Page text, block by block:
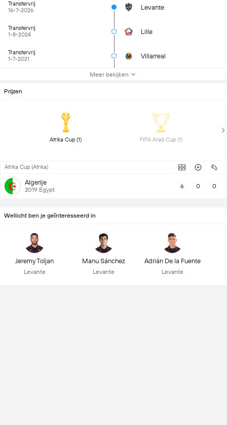
Transfervrij
16-7-2026
Levante
Transfervrij
1-8-2024
Lille
Transfervrij
1-7-2021
Villarreal
Meer bekijken
Prijzen
Afrika Cup (Afrika)
Algerije
2019 Egypt 6 0 0
Wellicht ben je geïnteresseerd in
Jeremy Toljan
Levante
Manu Sánchez
Levante
Adrián De la Fuente
Levante